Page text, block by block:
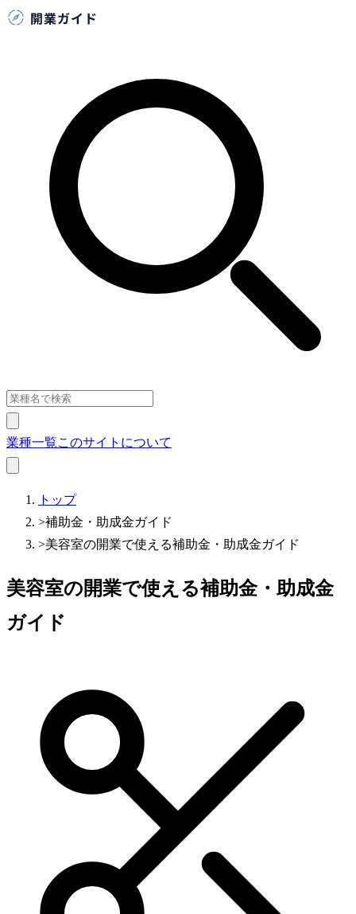
業種一覧このサイトについて
トップ
>補助金・助成金ガイド
>美容室の開業で使える補助金・助成金ガイド
美容室の開業で使える補助金・助成金
ガイド